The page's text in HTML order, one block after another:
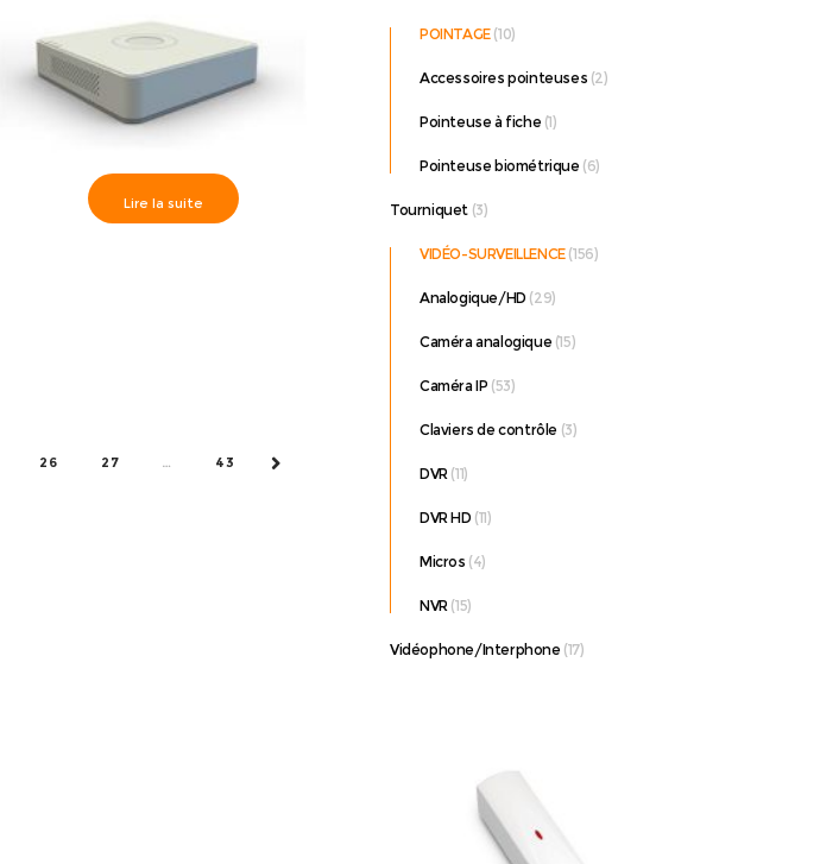
Lire la suite
26 27 … 43 NEXT
POINTAGE (10)
Accessoires pointeuses (2)
Pointeuse à fiche (1)
Pointeuse biométrique (6)
Tourniquet (3)
VIDÉO-SURVEILLENCE (156)
Analogique/HD (29)
Caméra analogique (15)
Caméra IP (53)
Claviers de contrôle (3)
DVR (11)
DVR HD (11)
Micros (4)
NVR (15)
Vidéophone/Interphone (17)